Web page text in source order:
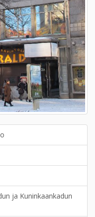
ja Kuninkaankadun